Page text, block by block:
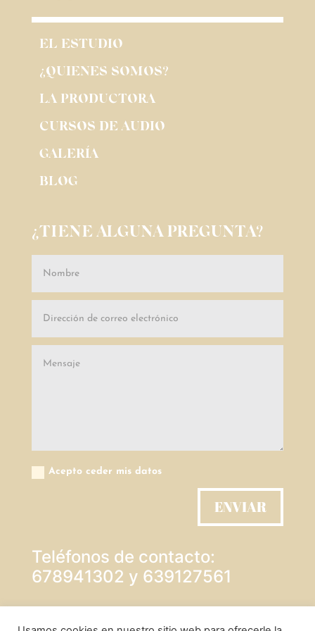
EL ESTUDIO
¿QUIENES SOMOS?
LA PRODUCTORA
CURSOS DE AUDIO
GALERÍA
BLOG
¿TIENE ALGUNA PREGUNTA?
Acepto ceder mis datos
ENVIAR
Teléfonos de contacto:
678941302 y 639127561
PROTECCIÓN DE DATOS